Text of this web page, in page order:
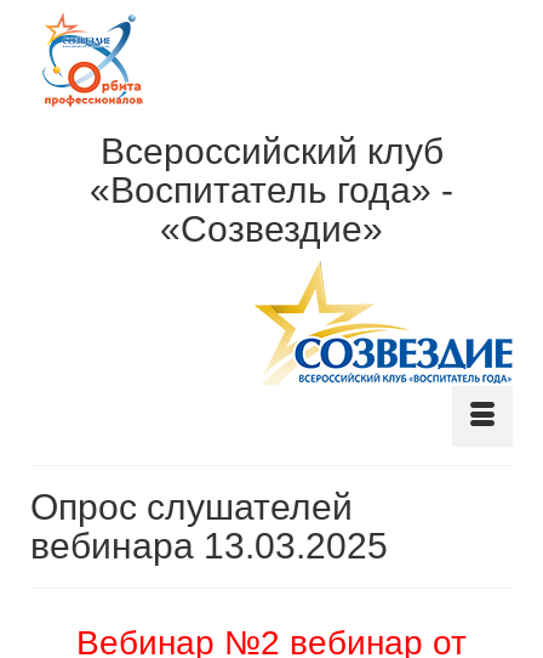
Всероссийский клуб
«Воспитатель года» -
«Созвездие»
Опрос слушателей
вебинара 13.03.2025
Вебинар №2 вебинар от